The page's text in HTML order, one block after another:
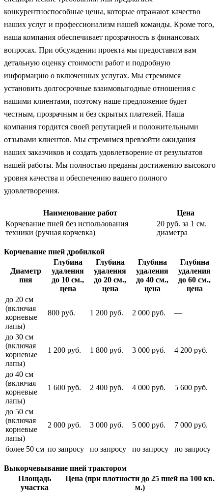
конкурентноспособные цены, которые отражают качество
наших услуг и профессионализм нашей команды. Кроме того,
наша компания обеспечивает прозрачность в финансовых
вопросах. При обсуждении проекта мы предоставим вам
детальную оценку стоимости работ и подробную
информацию о включенных услугах. Мы стремимся
установить долгосрочные взаимовыгодные отношения с
нашими клиентами, поэтому наше предложение будет
честным, прозрачным и без скрытых платежей. Наша
компания гордится своей репутацией и положительными
отзывами клиентов. Мы стремимся превзойти ожидания
наших заказчиков и создать удовлетворение от результатов
нашей работы. Мы полностью преданы достижению высокого
уровня качества и обеспечению вашего полного
удовлетворения.
Наименование работ
Цена
Корчевание пней без использования
техники (ручная корчевка)
20 руб. за 1 см.
диаметра
Корчевание пней дробилкой
Диаметр
пня
Глубина
удаления
до 10 см.,
цена
Глубина
удаления
до 20 см.,
цена
Глубина
удаления
до 40 см.,
цена
Глубина
удаления
до 60 см.,
цена
до 20 см
(включая
корневые
лапы)
800 руб. 1 200 руб. 2 000 руб. —
до 30 см
(включая
корневые
лапы)
1 200 руб. 1 800 руб. 3 000 руб. 4 200 руб.
до 40 см
(включая
корневые
лапы)
1 600 руб. 2 400 руб. 4 000 руб. 5 600 руб.
до 50 см
(включая
корневые
лапы)
2 000 руб. 3 000 руб. 5 000 руб. 7 000 руб.
более 50 см по запросу по запросу по запросу по запросу
Выкорчевывание пней трактором
Площадь
участка
Цена (при плотности до 25 пней на 100 кв.
м.)